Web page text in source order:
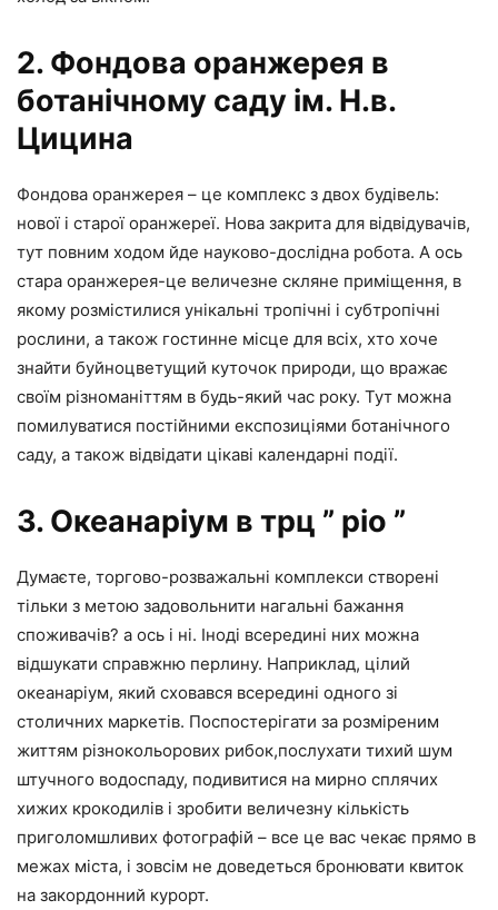
2. Фондова оранжерея в
ботанічному саду ім. Н.в.
Цицина
Фондова оранжерея – це комплекс з двох будівель:
нової і старої оранжереї. Нова закрита для відвідувачів,
тут повним ходом йде науково-дослідна робота. А ось
стара оранжерея-це величезне скляне приміщення, в
якому розмістилися унікальні тропічні і субтропічні
рослини, а також гостинне місце для всіх, хто хоче
знайти буйноцветущий куточок природи, що вражає
своїм різноманіттям в будь-який час року. Тут можна
помилуватися постійними експозиціями ботанічного
саду, а також відвідати цікаві календарні події.
3. Океанаріум в трц ” ріо ”
Думаєте, торгово-розважальні комплекси створені
тільки з метою задовольнити нагальні бажання
споживачів? а ось і ні. Іноді всередині них можна
відшукати справжню перлину. Наприклад, цілий
океанаріум, який сховався всередині одного зі
столичних маркетів. Поспостерігати за розміреним
життям різнокольорових рибок,послухати тихий шум
штучного водоспаду, подивитися на мирно сплячих
хижих крокодилів і зробити величезну кількість
приголомшливих фотографій – все це вас чекає прямо в
межах міста, і зовсім не доведеться бронювати квиток
на закордонний курорт.